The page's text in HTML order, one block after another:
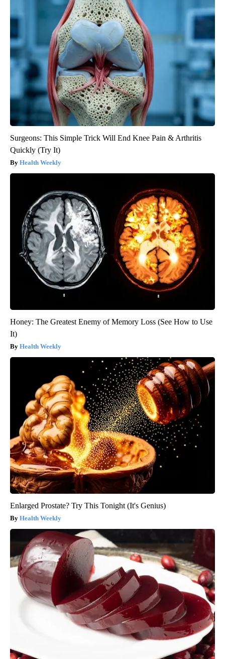
Surgeons: This Simple Trick Will End Knee Pain & Arthritis
Quickly (Try It)
Health Weekly
Honey: The Greatest Enemy of Memory Loss (See How to Use
It)
Health Weekly
Enlarged Prostate? Try This Tonight (It's Genius)
Health Weekly